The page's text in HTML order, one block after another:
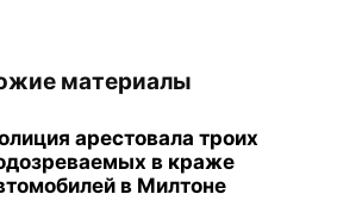
материалы
арестовала троих
в краже
в Милтоне